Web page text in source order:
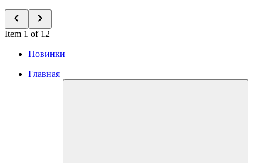
Item 1 of 12
Новинки
Главная